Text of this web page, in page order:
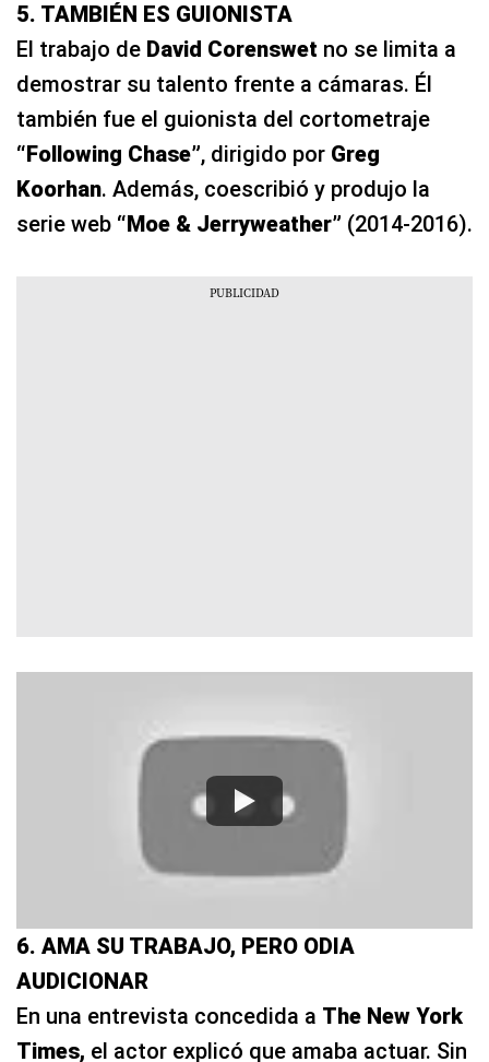
5. TAMBIÉN ES GUIONISTA
El trabajo de David Corenswet no se limita a
demostrar su talento frente a cámaras. Él
también fue el guionista del cortometraje
“Following Chase”, dirigido por Greg
Koorhan. Además, coescribió y produjo la
serie web “Moe & Jerryweather” (2014-2016).
6. AMA SU TRABAJO, PERO ODIA
AUDICIONAR
En una entrevista concedida a The New York
Times, el actor explicó que amaba actuar. Sin